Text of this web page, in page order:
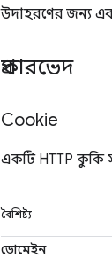
উদাহরণের জন্য
প্রকারভেদ
Cookie
একটি HTTP কুকি
বৈশিষ্ট্য
ডোমেইন